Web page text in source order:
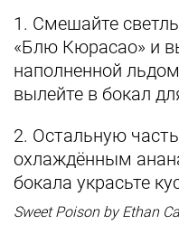
1. Смешайте
«Блю Кюрасао» и
наполненной
вылейте в бокал
2. Остальную
охлаждённым
бокала украсьте
Sweet Poison by Ethan